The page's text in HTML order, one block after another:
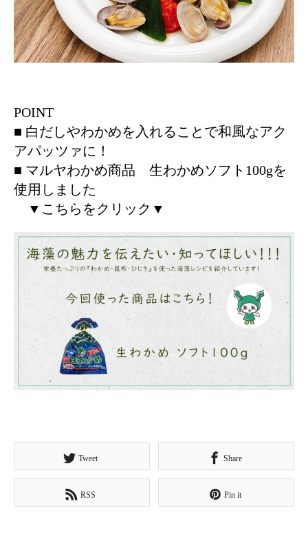
POINT
■ 白だしやわかめを入れることで和風なアク
アパッツァに！
■ マルヤわかめ商品 生わかめソフト100gを
使用しました
▼こちらをクリック▼
Tweet Share
RSS Pin it